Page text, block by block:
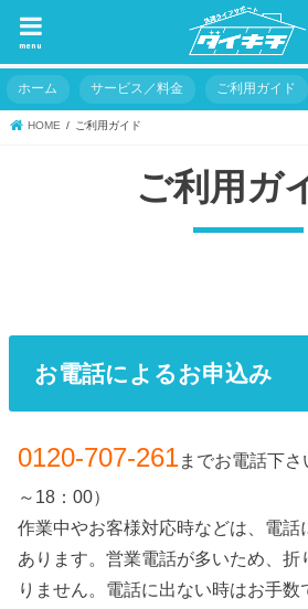
menu
ホーム サービス／料金 ご利用ガイド
HOME ご利用ガイド
ご利用ガ
お電話によるお申込み
0120-707-261までお電話下
～18：00）
作業中やお客様対応時などは、電話
あります。営業電話が多いため、折
りません。電話に出ない時はお手